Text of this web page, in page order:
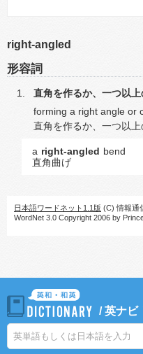
right-angled
形容詞
直角を作るか、一つ以
forming a right angle or
直角を作るか、一つ以上
a right-angled bend
直角曲げ
日本語ワードネット1.1版 (C) 情報通
WordNet 3.0 Copyright 2006 by
/英ナビ